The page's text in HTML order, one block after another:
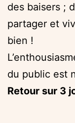
des baisers ;
partager et
bien !
du public est
Retour sur 3